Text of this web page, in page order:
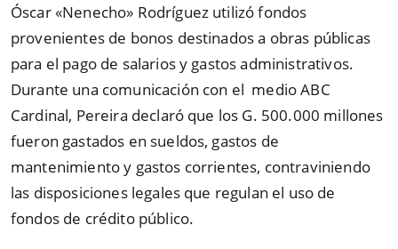
Óscar «Nenecho» Rodríguez utilizó fondos
provenientes de bonos destinados a obras públicas
para el pago de salarios y gastos administrativos.
Durante una comunicación con el medio ABC
Cardinal, Pereira declaró que los G. 500.000 millones
fueron gastados en sueldos, gastos de
mantenimiento y gastos corrientes, contraviniendo
las disposiciones legales que regulan el uso de
fondos de crédito público.